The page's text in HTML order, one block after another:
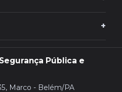
Pública e
Marco - Belém/PA